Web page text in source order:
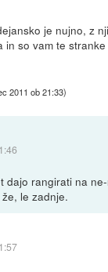
je nujno, z
in so vam te
2011 ob 21:33)
dajo rangirati na
le zadnje.